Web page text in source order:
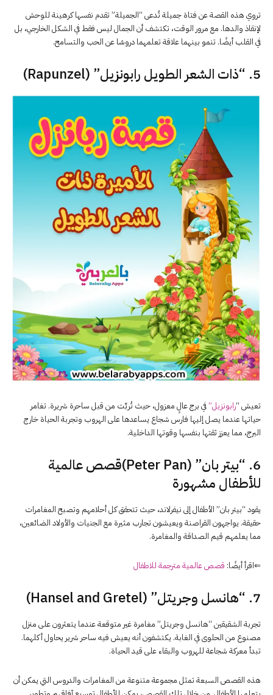
تروي هذه القصة عن فتاة جميلة تُدعى “الجميلة” تقدم نفسها كرهينة للوحش
لإنقاذ والدها. مع مرور الوقت، تكتشف أن الجمال ليس فقط في الشكل الخارجي، بل
في القلب أيضًا. تنمو بينهما علاقة تعلمهما دروسًا عن الحب والتسامح.
5. “ذات الشعر الطويل رابونزيل” (Rapunzel)
تعيش “رابونزيل”في برج عالٍ معزول، حيث تُربِّت من قبل ساحرة شريرة. تغامر
حياتها عندما يصل إليها فارس شجاع يساعدها على الهروب وتجربة الحياة خارج
البرج، مما يعزز ثقتها بنفسها وقوتها الداخلية.
6. “بيتر بان” (Peter Pan)قصص عالمية
للأطفال مشهورة
يقود “بيتر بان” الأطفال إلى نيفرلاند، حيث تتحقق كل أحلامهم وتصبح المغامرات
حقيقة. يواجهون القراصنة ويعيشون تجارب مثيرة مع الجنيات والأولاد الضائعين،
مما يعلمهم قيم الصداقة والمغامرة.
⇐اقرأ أيضًا: قصص عالمية مترجمة للاطفال
7. “هانسل وجريتل” (Hansel and Gretel)
تجربة الشقيقين “هانسل وجريتل” مغامرة غير متوقعة عندما يتعثرون على منزل
مصنوع من الحلوى في الغابة. يكتشفون أنه يعيش فيه ساحر شرير يحاول أكلهما.
تبدأ معركة شجاعة للهروب والبقاء على قيد الحياة.
هذه القصص السبعة تمثل مجموعة متنوعة من المغامرات والدروس التي يمكن أن